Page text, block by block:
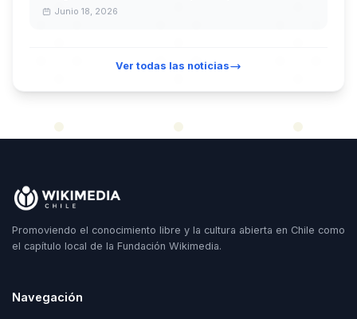
Junio 18, 2026
Ver todas las noticias
Promoviendo el conocimiento libre y la cultura abierta en Chile como
el capítulo local de la Fundación Wikimedia.
Navegación